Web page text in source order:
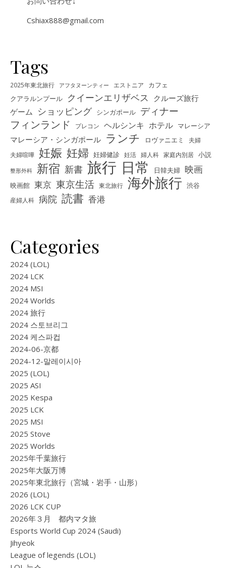
Cshiax888@gmail.com
Tags
2025年東北旅行 アフタヌーンティー エストニア カフェ
クアラルンプール クイーンエリザベス
クルーズ旅行
ゲーム
ショッピング シンガポール ディナー
フィンランド プレコン ヘルシンキ ホテル マレーシア
マレーシア・シンガポール ランチ ロヴァニエミ
夫婦
夫婦喧嘩 妊娠 妊婦 妊婦健診 妊活 婦人科 家庭内別居 小説
整形外科 新宿 新書 旅行 日常 日韓夫婦 映画
映画館 東京 東京生活 東北旅行 海外旅行 渋谷
産婦人科 病院 読書 香港
Categories
2024 (LOL)
2024 LCK
2024 MSI
2024 Worlds
2024 旅行
2024 스토브리그
2024 케스파컵
2024-06-京都
2024-12-말레이시아
2025 (LOL)
2025 ASI
2025 Kespa
2025 LCK
2025 MSI
2025 Stove
2025 Worlds
2025年千葉旅行
2025年大阪万博
2025年東北旅行（宮城・岩手・山形）
2026 (LOL)
2026 LCK CUP
2026年３月 都内マタ旅
Esports World Cup 2024 (Saudi)
Jihyeok
League of legends (LOL)